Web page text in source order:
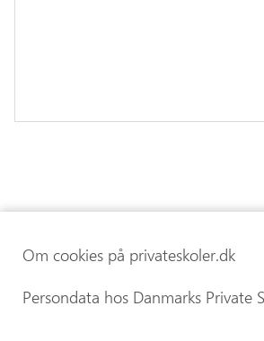
Om cookies på privateskoler.dk
Persondata hos Danmarks Private